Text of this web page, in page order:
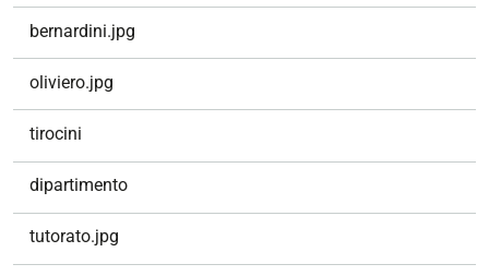
bernardini.jpg
oliviero.jpg
tirocini
dipartimento
tutorato.jpg